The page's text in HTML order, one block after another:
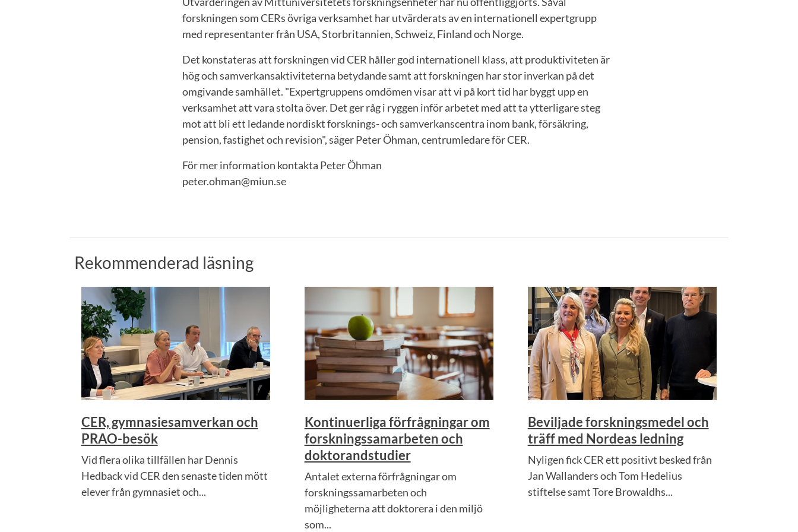
forskningen som CERs övriga verksamhet har utvärderats av en internationell expertgrupp
med representanter från USA, Storbritannien, Schweiz, Finland och Norge.
Det konstateras att forskningen vid CER håller god internationell klass, att produktiviteten är
hög och samverkansaktiviteterna betydande samt att forskningen har stor inverkan på det
omgivande samhället. "Expertgruppens omdömen visar att vi på kort tid har byggt upp en
verksamhet att vara stolta över. Det ger råg i ryggen inför arbetet med att ta ytterligare steg
mot att bli ett ledande nordiskt forsknings- och samverkanscentra inom bank, försäkring,
pension, fastighet och revision", säger Peter Öhman, centrumledare för CER.
För mer information kontakta Peter Öhman
peter.ohman@miun.se
Rekommenderad läsning
CER, gymnasiesamverkan och
PRAO-besök
Vid flera olika tillfällen har Dennis
Hedback vid CER den senaste tiden mött
elever från gymnasiet och...
Kontinuerliga förfrågningar om
forskningssamarbeten och
doktorandstudier
Antalet externa förfrågningar om
forskningssamarbeten och
möjligheterna att doktorera i den miljö
som...
Beviljade forskningsmedel och
träff med Nordeas ledning
Nyligen fick CER ett positivt besked från
Jan Wallanders och Tom Hedelius
stiftelse samt Tore Browaldhs...